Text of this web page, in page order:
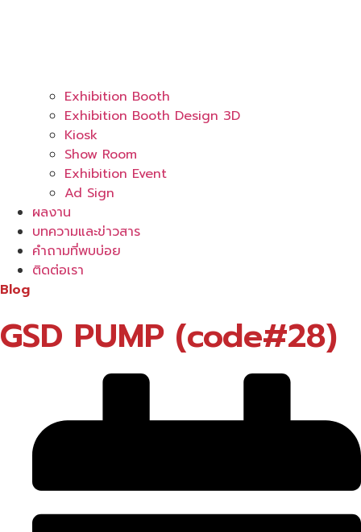
Exhibition Booth
Exhibition Booth Design 3D
Kiosk
Show Room
Exhibition Event
Ad Sign
ผลงาน
บทความและข่าวสาร
คำถามที่พบบ่อย
ติดต่อเรา
Blog
GSD PUMP (code#28)